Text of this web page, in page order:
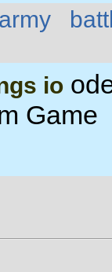
army
io
Game